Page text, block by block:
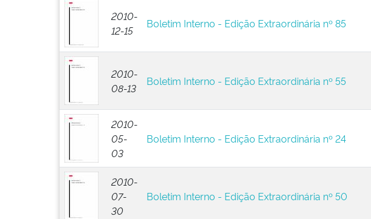
2010-
12-15
Boletim Interno - Edição Extraordinária nº 85
2010-
08-13
Boletim Interno - Edição Extraordinária nº 55
2010-
05-
03
Boletim Interno - Edição Extraordinária nº 24
2010-
07-
30
Boletim Interno - Edição Extraordinária nº 50